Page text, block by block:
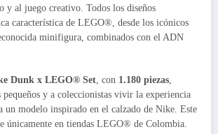
y al juego creativo. Todos los diseños
característica de LEGO®, desde los icónicos
minifigura, combinados con el ADN
Dunk x LEGO® Set, con 1.180 piezas,
y a coleccionistas vivir la experiencia
un modelo inspirado en el calzado de Nike. Este
únicamente en tiendas LEGO® de Colombia.